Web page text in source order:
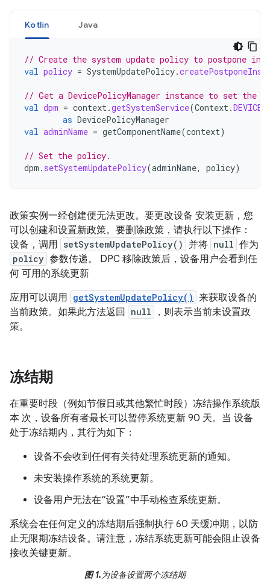
Kotlin Java
// Create the system update policy to postpone
val policy = SystemUpdatePolicy.
// Get a DevicePolicyManager instance to set the
val dpm = context.getSystemService(Context.
as DevicePolicyManager
val adminName = getComponentName(context)
// Set the policy.
dpm . setSystemUpdatePolicy(adminName, policy)
政策实例一经创建便无法更改。要更改设备 安装更新，您
可以创建和设置新政策。要删除政策，请执行以下操作：
设备，调用 setSystemUpdatePolicy() 并将 null 作为
policy 参数传递。 DPC 移除政策后，设备用户会看到任
何 可用的系统更新
应用可以调用 getSystemUpdatePolicy() 来获取设备的
当前政策。如果此方法返回
null
，则表示当前未设置政
策。
冻结期
在重要时段（例如节假日或其他繁忙时段）冻结操作系统版
本 次，设备所有者最长可以暂停系统更新 90 天。当 设备
处于冻结期内，其行为如下：
设备不会收到任何有关待处理系统更新的通知。
未安装操作系统的系统更新。
设备用户无法在“设置”中手动检查系统更新。
系统会在任何定义的冻结期后强制执行 60 天缓冲期，以防
止无限期冻结设备。请注意，冻结系统更新可能会阻止设备
接收关键更新。
图 1.为设备设置两个冻结期